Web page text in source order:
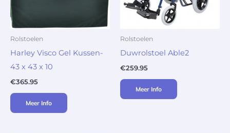
Rolstoelen
Harley Visco Gel Kussen-
43 x 43 x 10
€365.95
Meer Info
Rolstoelen
Duwrolstoel Able2
€259.95
Meer Info